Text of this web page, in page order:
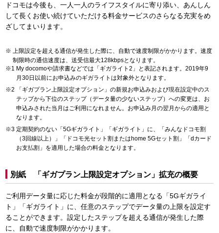
ドコモは今後も、一人一人のライフスタイルに寄り添い、あんしん
して長くお使い続けていただける料金サービスのさらなる充実をめ
ざしてまいります。
上限設定を超える通信が発生した際に、自動で速度制限がかかります。速度
制限時の通信速度は、送受信最大128kbpsとなります。
My docomoや請求書などでは「ギガライト2」と表記されます。2019年9
月30日以前にお申込みのギガライトは対象外となります。
「ギガプラン上限設定オプション」の新規お申込みおよび現在設定中のス
テップから下位のステップ（データ量の少ないステップ）への変更は、お
申込みされた当月はご利用になれません。お申込み月の翌月からの適用と
なります。
定期契約のない「5Gギガライト」「ギガライト」に、「みんなドコモ割
（3回線以上）」「ドコモ光セット割またはhome 5Gセット割」「dカード
お支払割」を適用した場合の料金となります。
別紙 「ギガプラン上限設定オプション」拡充の概要
ご利用データ量に応じた料金が段階的に適用となる「5Gギガライ
ト」「ギガライト」に、任意のステップでデータ量の上限を設定す
ることができます。設定したステップを超える通信が発生した際
に、自動で速度制限がかかります。